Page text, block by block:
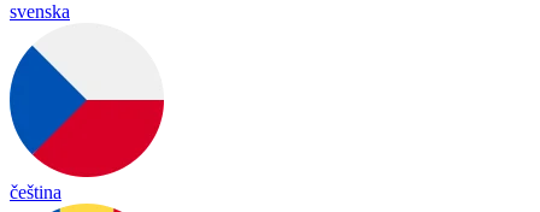
svenska
čeština